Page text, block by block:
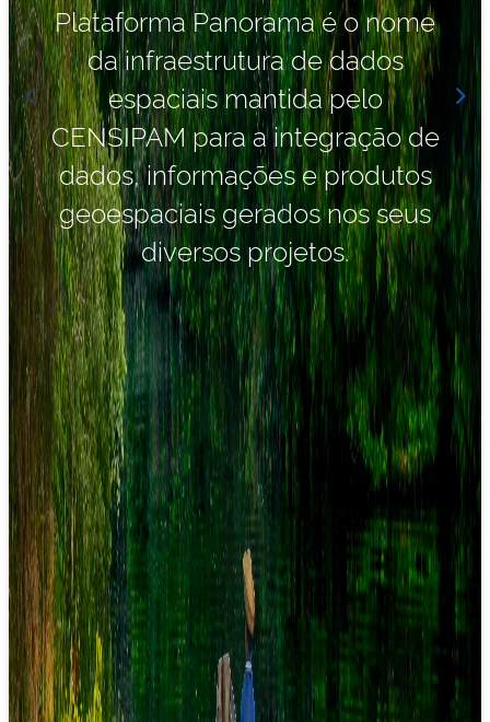
Plataforma Panorama é o nome
da infraestrutura de dados
espaciais mantida pelo
CENSIPAM para a integração de
dados, informações e produtos
geoespaciais gerados nos seus
diversos projetos.